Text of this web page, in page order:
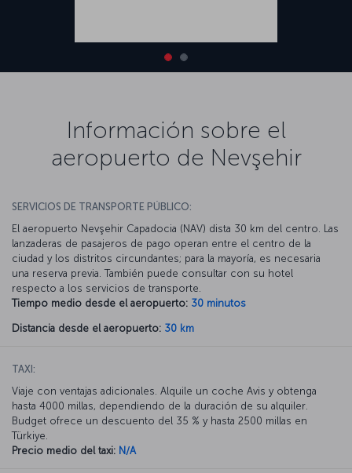
Información sobre el
aeropuerto de Nevşehir
SERVICIOS DE TRANSPORTE PÚBLICO:
El aeropuerto Nevşehir Capadocia (NAV) dista 30 km del centro. Las
lanzaderas de pasajeros de pago operan entre el centro de la
ciudad y los distritos circundantes; para la mayoría, es necesaria
una reserva previa. También puede consultar con su hotel
respecto a los servicios de transporte.
Tiempo medio desde el aeropuerto: 30 minutos
Distancia desde el aeropuerto: 30 km
TAXI:
Viaje con ventajas adicionales. Alquile un coche Avis y obtenga
hasta 4000 millas, dependiendo de la duración de su alquiler.
Budget ofrece un descuento del 35 % y hasta 2500 millas en
Türkiye.
Precio medio del taxi: N/A